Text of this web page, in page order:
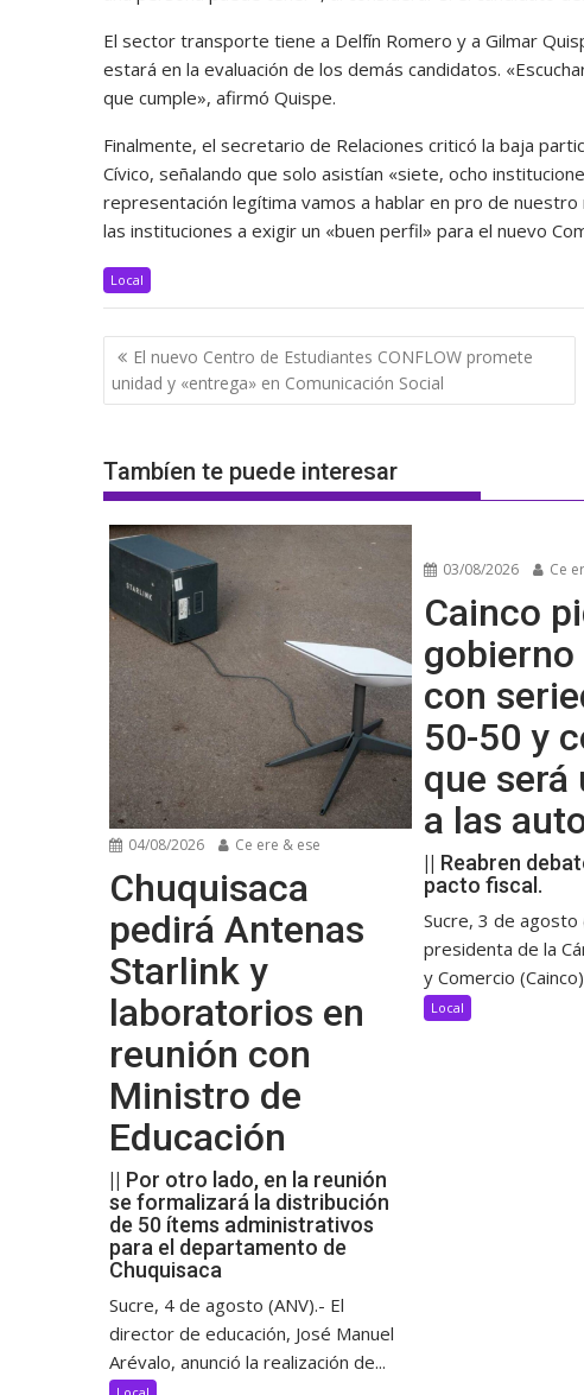
El sector transporte tiene a Delfín Romero y a Gilmar
estará en la evaluación de los demás candidatos.
que cumple», afirmó Quispe.
Finalmente, el secretario de Relaciones criticó la baja
Cívico, señalando que solo asistían «siete, ocho
representación legítima vamos a hablar en pro de
las instituciones a exigir un «buen perfil» para el nuevo
Local
Navegación
de
entradas
El nuevo Centro de Estudiantes CONFLOW promete
unidad y «entrega» en Comunicación Social
Tambíen te puede interesar
04/08/2026 Ce ere & ese
Chuquisaca
pedirá Antenas
Starlink y
laboratorios en
reunión con
Ministro de
Educación
|| Por otro lado, en la reunión
se formalizará la distribución
de 50 ítems administrativos
para el departamento de
Chuquisaca
Sucre, 4 de agosto (ANV).- El
director de educación, José Manuel
Arévalo, anunció la realización de...
03/08/2026 Ce
Cainco
gobierno
con
50-50 y
que será
a las
|| Reabren
pacto fiscal.
Sucre, 3 de agosto
presidenta de la
y Comercio
Local